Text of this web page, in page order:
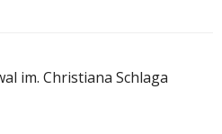
im. Christiana Schlaga